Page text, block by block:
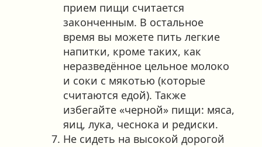
прием пищи считается
законченным. В остальное
время вы можете пить легкие
напитки, кроме таких, как
неразведённое цельное молоко
и соки с мякотью (которые
считаются едой). Также
избегайте «черной» пищи: мяса,
яиц, лука, чеснока и редиски.
Не сидеть на высокой дорогой